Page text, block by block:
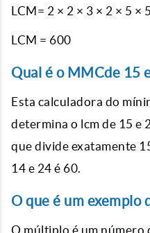
LCM= 2 × 2 × 3 × 2 × 5 × 5
LCM = 600
Qual é o MMCde 15
Esta calculadora do
determina o lcm de 15 e
que divide exatamente
14 e 24 é 60.
O que é um exemplo
O múltiplo é um número